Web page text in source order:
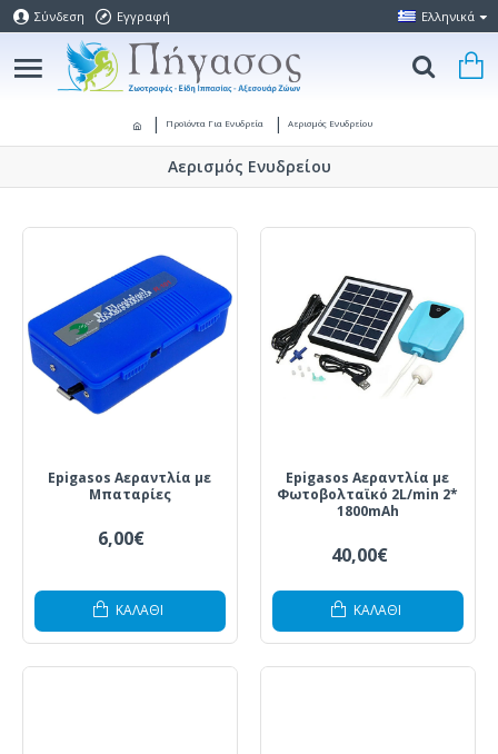
Σύνδεση Εγγραφή Ελληνικά
Προϊόντα Για Ενυδρεία Αερισμός Ενυδρείου
Αερισμός Ενυδρείου
Epigasos Αεραντλία με
Μπαταρίες
6,00€
ΚΑΛΆΘΙ
Epigasos Αεραντλία με
Φωτοβολταϊκό 2L/min 2*
1800mAh
40,00€
ΚΑΛΆΘΙ